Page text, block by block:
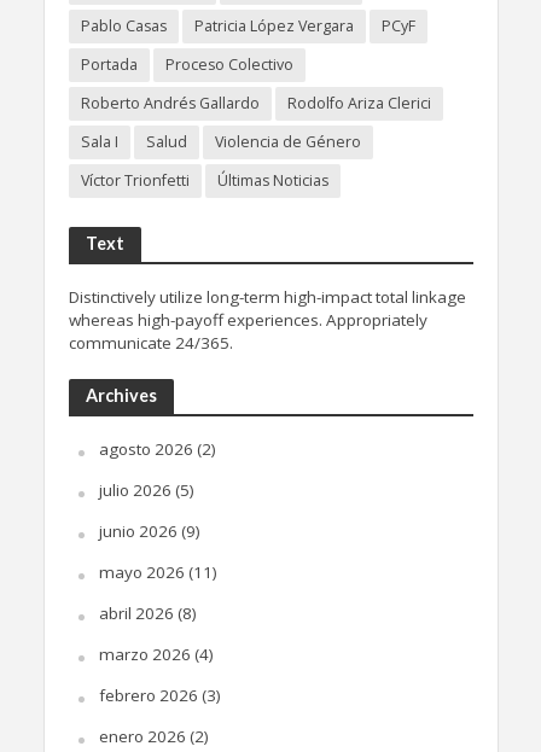
Pablo Casas
Patricia López Vergara
PCyF
Portada
Proceso Colectivo
Roberto Andrés Gallardo
Rodolfo Ariza Clerici
Sala I
Salud
Violencia de Género
Víctor Trionfetti
Últimas Noticias
Text
Distinctively utilize long-term high-impact total linkage
whereas high-payoff experiences. Appropriately
communicate 24/365.
Archives
agosto 2026 (2)
julio 2026 (5)
junio 2026 (9)
mayo 2026 (11)
abril 2026 (8)
marzo 2026 (4)
febrero 2026 (3)
enero 2026 (2)